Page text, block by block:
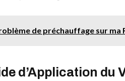
de préchauffage sur ma
d’Application du